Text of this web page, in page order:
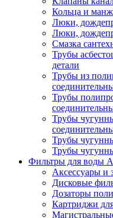
Кольца и
Люки,
Люки,
Смазка
Трубы
детали
Трубы из
Трубы
Трубы
Трубы
Трубы
Фильтры для
Аксессуары и
Дисковые
Дозаторы
Картриджи